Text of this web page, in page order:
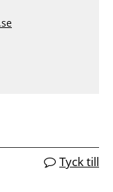
Tyck till